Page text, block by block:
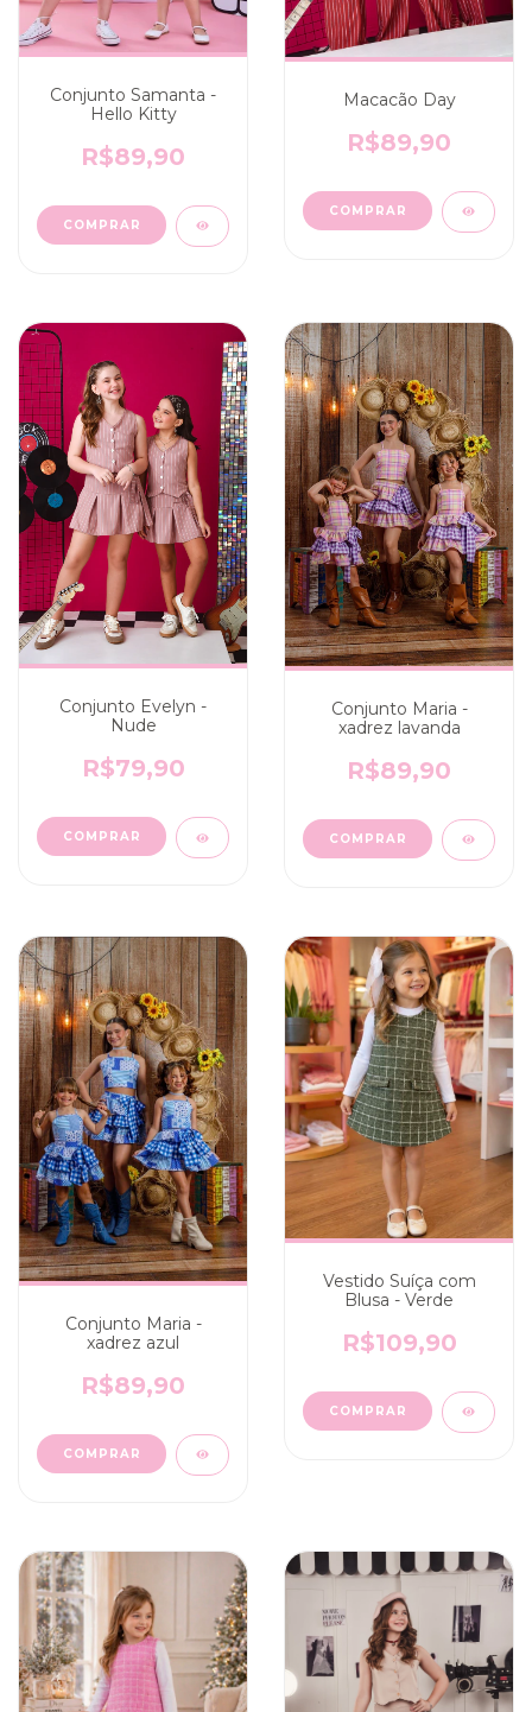
Conjunto Samanta -
Hello Kitty
R$89,90
COMPRAR
Macacão Day
R$89,90
COMPRAR
Conjunto Evelyn -
Nude
R$79,90
COMPRAR
Conjunto Maria -
xadrez lavanda
R$89,90
COMPRAR
Conjunto Maria -
xadrez azul
R$89,90
COMPRAR
Vestido Suíça com
Blusa - Verde
R$109,90
COMPRAR